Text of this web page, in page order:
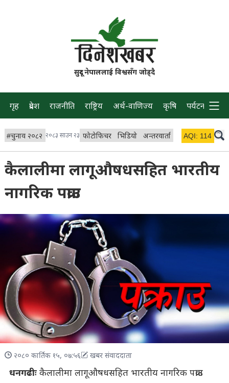
सुदूर नेपाललाई विश्वसँग जोड्दै
गृह प्रदेश राजनीति राष्ट्रिय अर्थ-वाणिज्य कृषि पर्यटन प्रवास
#चुनाव २०८२ २०८३ साउन २३ फोटोफिचर भिडियो अन्तरवार्ता विचार/ब्लग
AQI: 114
कैलालीमा लागूऔषधसहित भारतीय
नागरिक पक्राउ
२०८० कार्तिक १५, ०७:५६ खबर संवाददाता
धनगढीःकैलालीमा लागूऔषधसहित भारतीय नागरिक पक्राउ